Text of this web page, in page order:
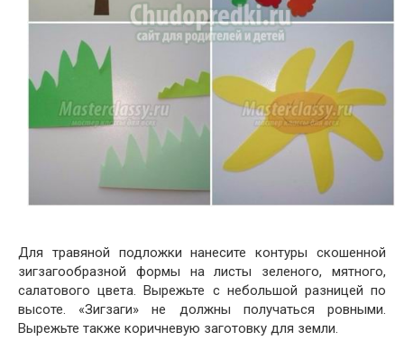
Для травяной подложки нанесите контуры скошенной
зигзагообразной формы на листы зеленого, мятного,
салатового цвета. Вырежьте с небольшой разницей по
высоте. «Зигзаги» не должны получаться ровными.
Вырежьте также коричневую заготовку для земли.